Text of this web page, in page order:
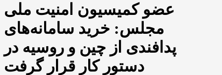
عضو کمیسیون امنیت ملی
مجلس: خرید سامانه‌های
پدافندی از چین و روسیه در
دستور کار قرار گرفت